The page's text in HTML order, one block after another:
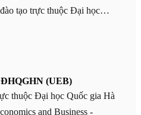
tạo trực thuộc Đại học
Được thành lập năm
thành viên, VNU - AI4SD
học đại trà mà tập trung
(UEB)
thuộc Đại học Quốc gia Hà
and Business -